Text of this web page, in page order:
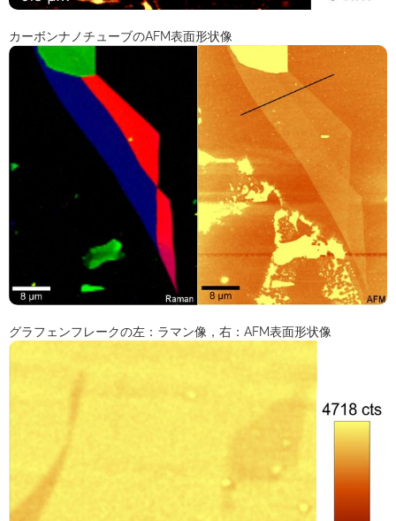
カーボンナノチューブのAFM表面形状像
グラフェンフレークの左：ラマン像，右：AFM表面形状像